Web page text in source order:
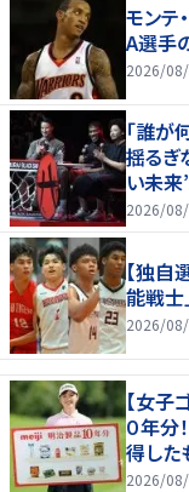
モンテ
A選手
2026/
「誰が
揺る
い未
2026/
【独自
能戦士
2026/
【女子
０年分
得した
2026/